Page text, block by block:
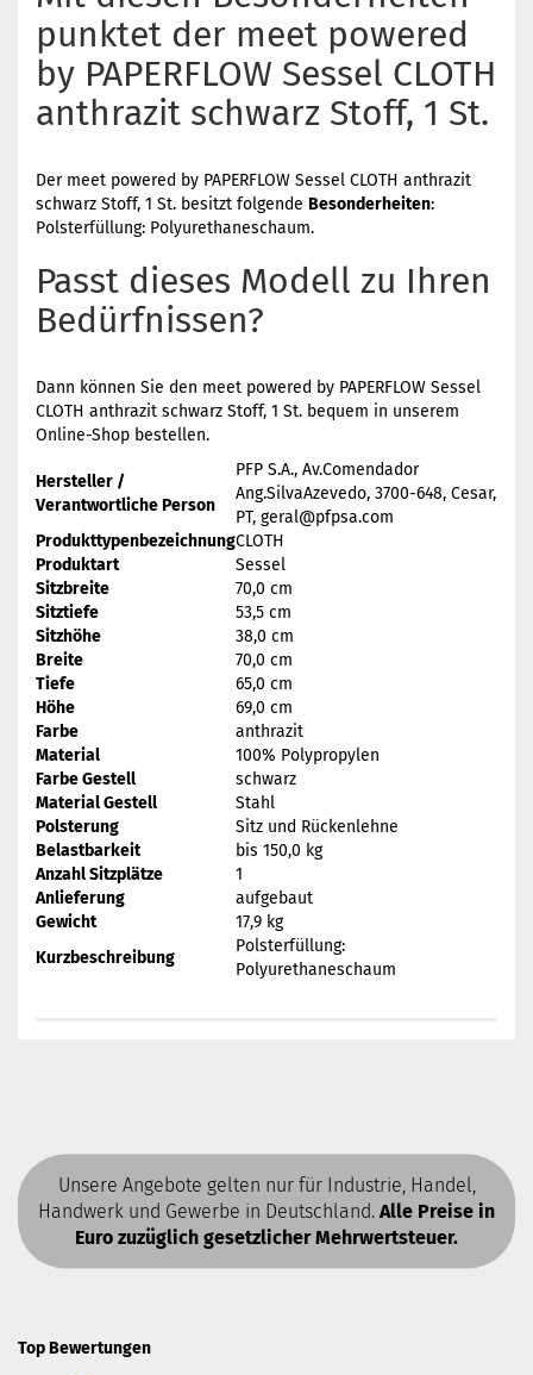
punktet der meet powered
by PAPERFLOW Sessel CLOTH
anthrazit schwarz Stoff, 1 St.
Der meet powered by PAPERFLOW Sessel CLOTH anthrazit
schwarz Stoff, 1 St. besitzt folgende Besonderheiten:
Polsterfüllung: Polyurethaneschaum.
Passt dieses Modell zu Ihren
Bedürfnissen?
Dann können Sie den meet powered by PAPERFLOW Sessel
CLOTH anthrazit schwarz Stoff, 1 St. bequem in unserem
Online-Shop bestellen.
Hersteller /
Verantwortliche Person
PFP S.A., Av.Comendador
Ang.SilvaAzevedo, 3700-648, Cesar,
PT, geral@pfpsa.com
ProdukttypenbezeichnungCLOTH
Produktart
Sessel
Sitzbreite
70,0 cm
Sitztiefe
53,5 cm
Sitzhöhe
38,0 cm
Breite
70,0 cm
Tiefe
65,0 cm
Höhe
69,0 cm
Farbe
anthrazit
Material
100% Polypropylen
Farbe Gestell
schwarz
Material Gestell
Stahl
Polsterung
Sitz und Rückenlehne
Belastbarkeit
bis 150,0 kg
Anzahl Sitzplätze
1
Anlieferung
aufgebaut
Gewicht
17,9 kg
Kurzbeschreibung
Polsterfüllung:
Polyurethaneschaum
Unsere Angebote gelten nur für Industrie, Handel,
Handwerk und Gewerbe in Deutschland. Alle Preise in
Euro zuzüglich gesetzlicher Mehrwertsteuer.
Top Bewertungen